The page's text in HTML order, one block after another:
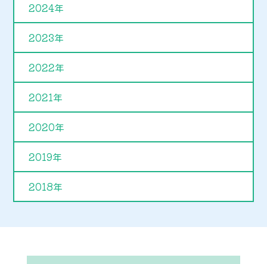
2024年
2023年
2022年
2021年
2020年
2019年
2018年